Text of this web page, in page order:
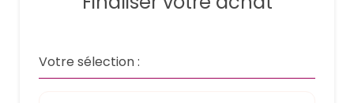
Votre sélection :